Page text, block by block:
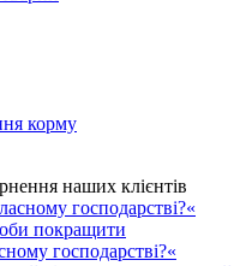
корму
наших клієнтів
господарстві?«
покращити
господарстві?«